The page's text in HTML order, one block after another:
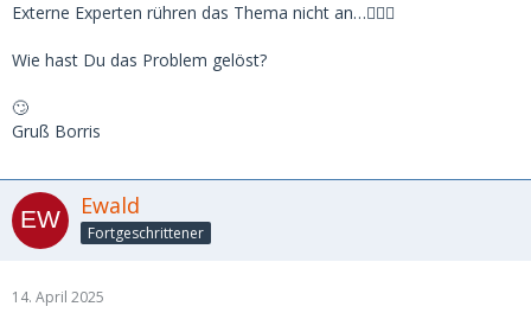
Externe Experten rühren das Thema nicht an…🙆🏼‍♂️
Wie hast Du das Problem gelöst?
🙄
Gruß Borris
Ewald
Fortgeschrittener
14. April 2025